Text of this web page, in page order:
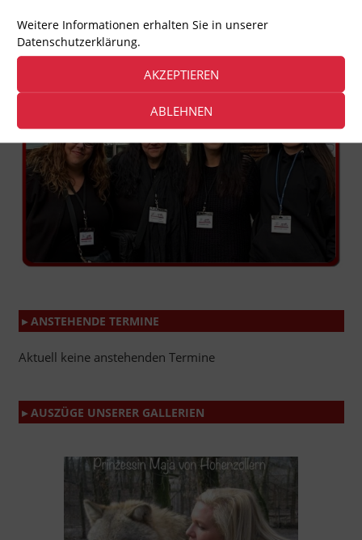
Weitere Informationen erhalten Sie in unserer
Datenschutzerklärung.
AKZEPTIEREN
ABLEHNEN
Bürgerbewegung von Tierfreunden, die Demos und
Infostände zu vielen Tierrechtsthemen organisiert.
Das sind wir, Team Berlin
▸ ANSTEHENDE TERMINE
Aktuell keine anstehenden Termine
▸ AUSZÜGE UNSERER GALLERIEN